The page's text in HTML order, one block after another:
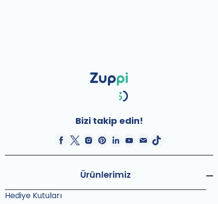
Bizi takip edin!
Ürünlerimiz
Hediye Kutuları